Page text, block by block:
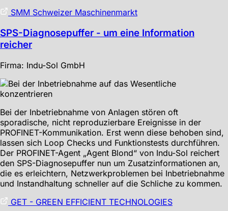
SMM Schweizer Maschinenmarkt
SPS-Diagnosepuffer - um eine Information
reicher
Firma: Indu-Sol GmbH
Bei der Inbetriebnahme von Anlagen stören oft
sporadische, nicht reproduzierbare Ereignisse in der
PROFINET-Kommunikation. Erst wenn diese behoben sind,
lassen sich Loop Checks und Funktionstests durchführen.
Der PROFINET-Agent „Agent Blond“ von Indu-Sol reichert
den SPS-Diagnosepuffer nun um Zusatzinformationen an,
die es erleichtern, Netzwerkproblemen bei Inbetriebnahme
und Instandhaltung schneller auf die Schliche zu kommen.
GET - GREEN EFFICIENT TECHNOLOGIES